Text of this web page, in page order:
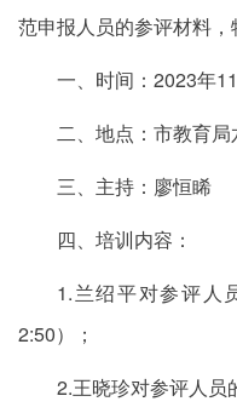
范申报人员的参评材料，
一、时间：2023年
二、地点：市教育局
三、主持：廖恒睎
四、培训内容：
1.兰绍平对参评人
2:50）；
2.王晓珍对参评人员